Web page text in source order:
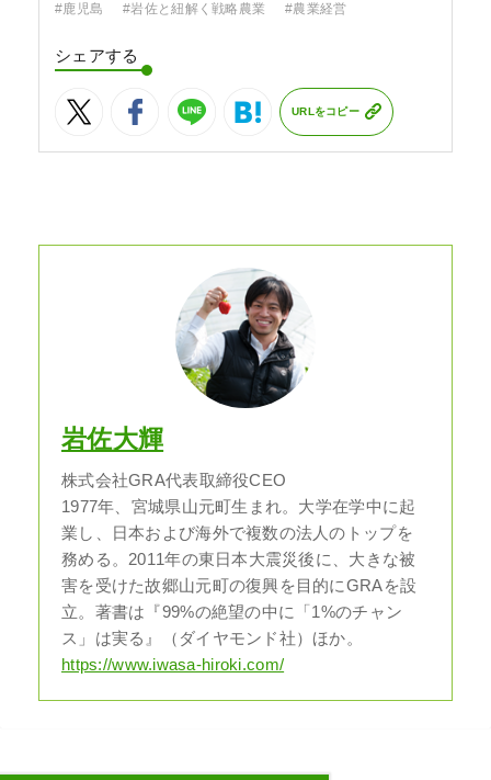
#鹿児島 #岩佐と紐解く戦略農業 #農業経営
シェアする
URLをコピー
岩佐大輝
株式会社GRA代表取締役CEO
1977年、宮城県山元町生まれ。大学在学中に起
業し、日本および海外で複数の法人のトップを
務める。2011年の東日本大震災後に、大きな被
害を受けた故郷山元町の復興を目的にGRAを設
立。著書は『99%の絶望の中に「1%のチャン
ス」は実る』（ダイヤモンド社）ほか。
https://www.iwasa-hiroki.com/